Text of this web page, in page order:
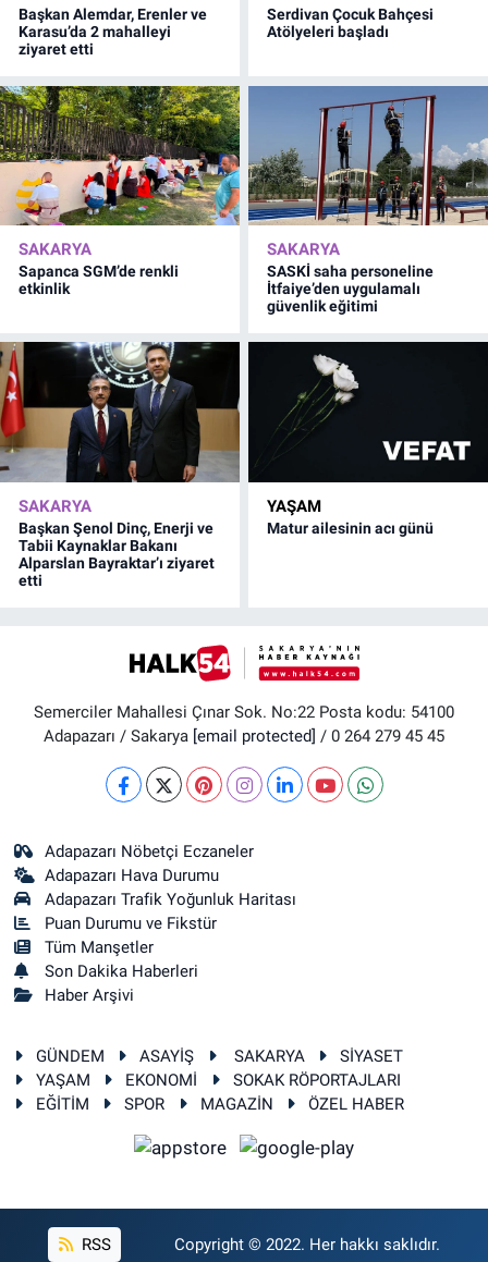
Başkan Alemdar, Erenler ve
Karasu’da 2 mahalleyi
ziyaret etti
Serdivan Çocuk Bahçesi
Atölyeleri başladı
SAKARYA
Sapanca SGM’de renkli
etkinlik
SAKARYA
SASKİ saha personeline
İtfaiye’den uygulamalı
güvenlik eğitimi
SAKARYA
Başkan Şenol Dinç, Enerji ve
Tabii Kaynaklar Bakanı
Alparslan Bayraktar’ı ziyaret
etti
YAŞAM
Matur ailesinin acı günü
Semerciler Mahallesi Çınar Sok. No:22 Posta kodu: 54100
Adapazarı / Sakarya [email protected] / 0 264 279 45 45
Adapazarı Nöbetçi Eczaneler
Adapazarı Hava Durumu
Adapazarı Trafik Yoğunluk Haritası
Puan Durumu ve Fikstür
Tüm Manşetler
Son Dakika Haberleri
Haber Arşivi
GÜNDEM ASAYİŞ SAKARYA
SİYASET
YAŞAM
EKONOMİ
SOKAK RÖPORTAJLARI
EĞİTİM
SPOR MAGAZİN ÖZEL HABER
RSS Copyright © 2022. Her hakkı saklıdır.